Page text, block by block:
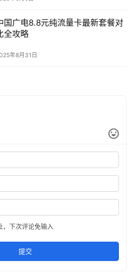
国广电8.8元纯流量卡最新套餐对
全攻略
年8月31日
，下次评论免输入
提交